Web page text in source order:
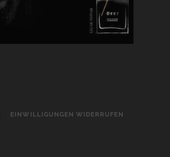
EINWILLIGUNGEN WIDERRUFEN